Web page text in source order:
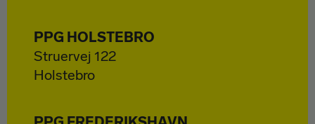
PPG HOLSTEBRO
Struervej 122
Holstebro